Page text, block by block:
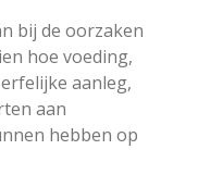
bij de oorzaken
hoe voeding,
aanleg,
aan
hebben op